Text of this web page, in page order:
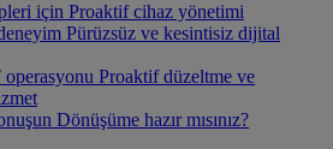
için Proaktif cihaz yönetimi
Pürüzsüz ve kesintisiz dijital
Proaktif düzeltme ve
Dönüşüme hazır mısınız?